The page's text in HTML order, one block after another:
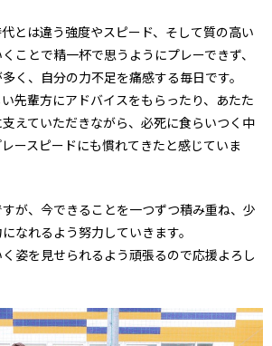
とは違う強度やスピード、そして質の高い
ことで精一杯で思うようにプレーできず、
く、自分の力不足を痛感する毎日です。
先輩方にアドバイスをもらったり、あたた
えていただきながら、必死に食らいつく中
ースピードにも慣れてきたと感じていま
が、今できることを一つずつ積み重ね、少
なれるよう努力していきます。
姿を見せられるよう頑張るので応援よろし